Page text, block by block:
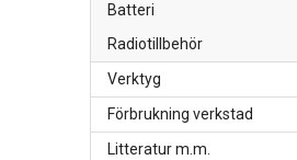
Batteri
Radiotillbehör
Verktyg
Förbrukning verkstad
Litteratur m.m.